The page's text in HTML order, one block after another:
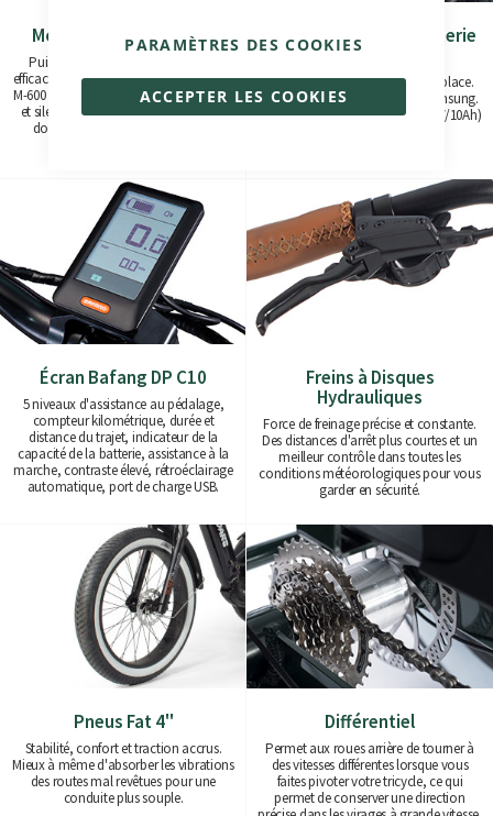
ACCEPTER LES COOKIES
PARAMÈTRES DES COOKIES
Moteur Central Bafang
Puissant, durable et extrêmement
efficace. Modèles M-510 (250W/95Nm) et
M-600 (500W/120Nm) disponibles. Doux
et silencieux, avec toute la puissance
dont vous avez besoin pour une
Batterie Interne + Batterie
Extra en Option
Facile à retirer ou à charger sur place.
Fabriquée à partir de cellules Samsung.
Avec des capacités de 370Wh (36V/10Ah)
Écran Bafang DP C10
5 niveaux d'assistance au pédalage,
compteur kilométrique, durée et
distance du trajet, indicateur de la
capacité de la batterie, assistance à la
marche, contraste élevé, rétroéclairage
automatique, port de charge USB.
Freins à Disques
Hydrauliques
Force de freinage précise et constante.
Des distances d'arrêt plus courtes et un
meilleur contrôle dans toutes les
conditions météorologiques pour vous
garder en sécurité.
Pneus Fat 4''
Stabilité, confort et traction accrus.
Mieux à même d'absorber les vibrations
des routes mal revêtues pour une
conduite plus souple.
Différentiel
Permet aux roues arrière de tourner à
des vitesses différentes lorsque vous
faites pivoter votre tricycle, ce qui
permet de conserver une direction